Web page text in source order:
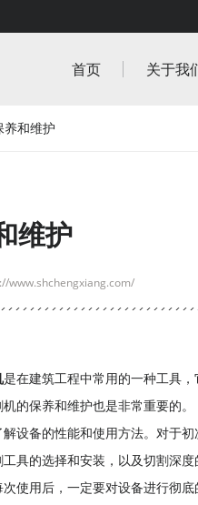
首页 关于我
养和维护
维护
www.shchengxiang.com/
是在建筑工程中常用的一种工具
的保养和维护也是非常重要的。
备的性能和使用方法。对于初
具的选择和安装，以及切割深度
用后，一定要对设备进行彻底